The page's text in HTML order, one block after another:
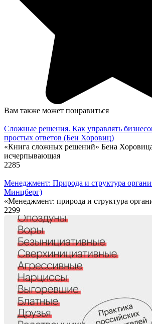
Вам также может понравиться
Сложные решения. Как управлять
простых ответов (Бен Хоровиц)
«Книга сложных решений» Бена
исчерпывающая
2285
Менеджмент: Природа и структура
Минцберг)
«Менеджмент: природа и структура
2299